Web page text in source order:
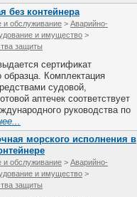
без контейнера
и обслуживание > Аварийно-
и имущество >
защиты
сертификат
образца. Комплектация
судовой,
аптечек соответствует
руководства по
морского исполнения в
и обслуживание > Аварийно-
и имущество >
защиты